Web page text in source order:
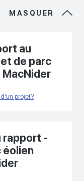
MASQUER
au
de parc
projet?
rapport -
éolien